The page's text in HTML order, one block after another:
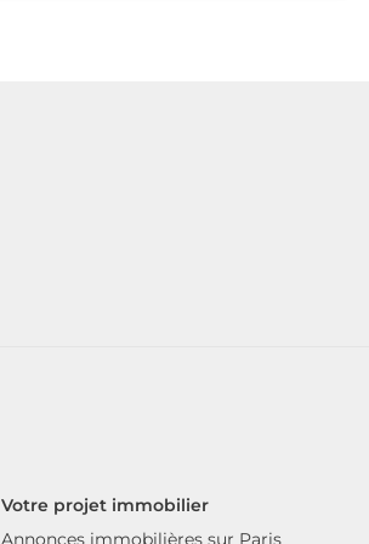
Votre projet immobilier
Annonces immobilières sur Paris